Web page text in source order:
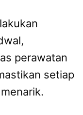
perawatan
setiap